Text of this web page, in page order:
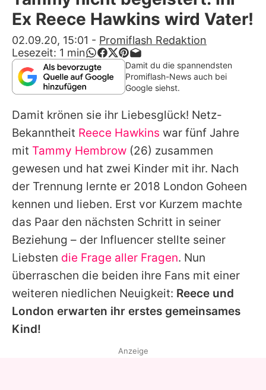
Alle Themen auf Promiflash
App runterladen
Team
Redaktionelle Richtlinien
Impressum
Nutzungsbedingungen
Utiq verwalten
Ex Reece Hawkins wird Vater!
02.09.20, 15:01 - Promiflash Redaktion
Lesezeit: 1 min
Damit du die spannendsten
Promiflash-News auch bei
Google siehst.
Damit krönen sie ihr Liebesglück! Netz-
Bekanntheit Reece Hawkins war fünf Jahre
mit Tammy Hembrow (26) zusammen
gewesen und hat zwei Kinder mit ihr. Nach
der Trennung lernte er 2018 London Goheen
kennen und lieben. Erst vor Kurzem machte
das Paar den nächsten Schritt in seiner
Beziehung – der Influencer stellte seiner
Liebsten die Frage aller Fragen. Nun
überraschen die beiden ihre Fans mit einer
weiteren niedlichen Neuigkeit: Reece und
London erwarten ihr erstes gemeinsames
Kind!
Anzeige